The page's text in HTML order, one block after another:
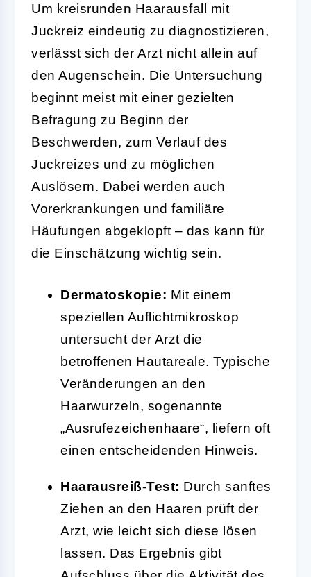
Um kreisrunden Haarausfall mit
Juckreiz eindeutig zu diagnostizieren,
verlässt sich der Arzt nicht allein auf
den Augenschein. Die Untersuchung
beginnt meist mit einer gezielten
Befragung zu Beginn der
Beschwerden, zum Verlauf des
Juckreizes und zu möglichen
Auslösern. Dabei werden auch
Vorerkrankungen und familiäre
Häufungen abgeklopft – das kann für
die Einschätzung wichtig sein.
Dermatoskopie: Mit einem
speziellen Auflichtmikroskop
untersucht der Arzt die
betroffenen Hautareale. Typische
Veränderungen an den
Haarwurzeln, sogenannte
„Ausrufezeichenhaare“, liefern oft
einen entscheidenden Hinweis.
Haarausreiß-Test: Durch sanftes
Ziehen an den Haaren prüft der
Arzt, wie leicht sich diese lösen
lassen. Das Ergebnis gibt